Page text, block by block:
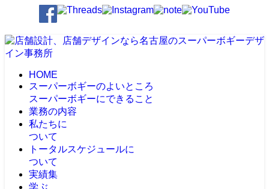
HOME
スーパーボギーのよいところ
スーパーボギーにできること
業務の内容
私たちに
ついて
トータルスケジュールに
ついて
実績集
学ぶ